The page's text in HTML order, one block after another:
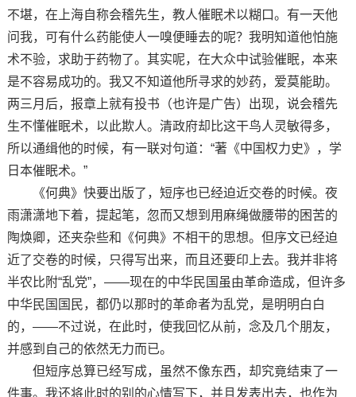
不堪，在上海自称会稽先生，教人催眠术以糊口。有一天他
问我，可有什么药能使人一嗅便睡去的呢？我明知道他怕施
术不验，求助于药物了。其实呢，在大众中试验催眠，本来
是不容易成功的。我又不知道他所寻求的妙药，爱莫能助。
两三月后，报章上就有投书（也许是广告）出现，说会稽先
生不懂催眠术，以此欺人。清政府却比这干鸟人灵敏得多，
所以通缉他的时候，有一联对句道：“著《中国权力史》，学
日本催眠术。”
《何典》快要出版了，短序也已经迫近交卷的时候。夜
雨潇潇地下着，提起笔，忽而又想到用麻绳做腰带的困苦的
陶焕卿，还夹杂些和《何典》不相干的思想。但序文已经迫
近了交卷的时候，只得写出来，而且还要印上去。我并非将
半农比附“乱党”，——现在的中华民国虽由革命造成，但许多
中华民国国民，都仍以那时的革命者为乱党，是明明白白
的，——不过说，在此时，使我回忆从前，念及几个朋友，
并感到自己的依然无力而已。
但短序总算已经写成，虽然不像东西，却究竟结束了一
件事。我还将此时的别的心情写下，并且发表出去，也作为